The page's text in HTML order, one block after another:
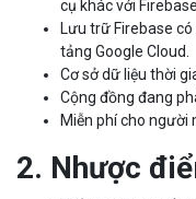
Lưu trữ Firebase có
tảng Google Cloud.
Cơ sở dữ liệu thời
Cộng đồng đang
Miễn phí cho người
2. Nhược
Khả năng truy vấn